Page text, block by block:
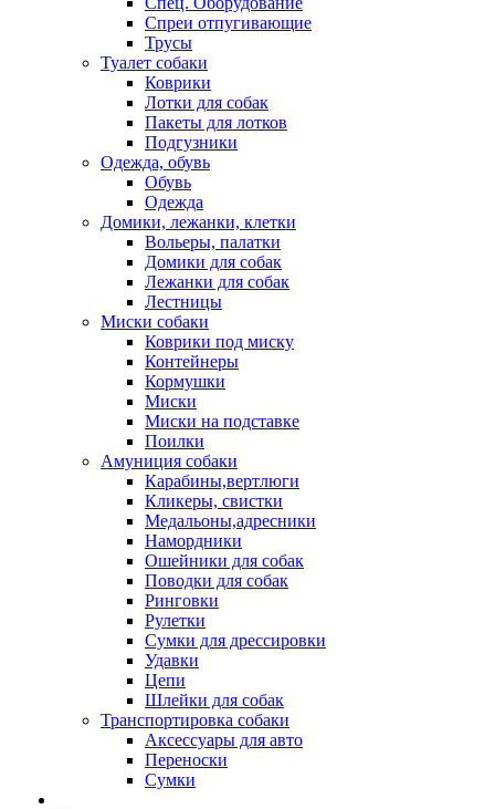
Спреи отпугивающие
Трусы
Туалет собаки
Коврики
Лотки для собак
Пакеты для лотков
Подгузники
Одежда, обувь
Обувь
Одежда
Домики, лежанки, клетки
Вольеры, палатки
Домики для собак
Лежанки для собак
Лестницы
Миски собаки
Коврики под миску
Контейнеры
Кормушки
Миски
Миски на подставке
Поилки
Амуниция собаки
Карабины,вертлюги
Кликеры, свистки
Медальоны,адресники
Намордники
Ошейники для собак
Поводки для собак
Ринговки
Рулетки
Сумки для дрессировки
Удавки
Цепи
Шлейки для собак
Транспортировка собаки
Аксессуары для авто
Переноски
Сумки